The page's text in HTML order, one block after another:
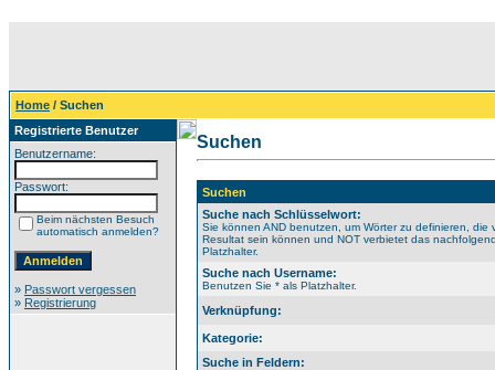
Home / Suchen
Registrierte Benutzer
Benutzername:
Passwort:
Beim nächsten Besuch
automatisch anmelden?
» Passwort vergessen
» Registrierung
Suchen
Suchen
Suche nach Schlüsselwort:
Sie können AND benutzen, um Wörter zu definieren, die
Resultat sein können und NOT verbietet das
Platzhalter.
Suche nach Username:
Benutzen Sie * als Platzhalter.
Verknüpfung:
Kategorie:
Suche in Feldern: